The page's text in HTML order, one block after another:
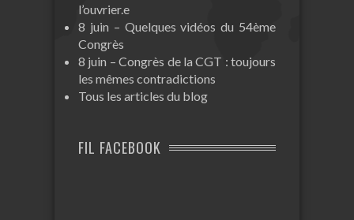
l’ouvrier.e
8 juin – Quelques vidéos du 54ème
Congrès
8 juin – Congrès de la CGT : toujours
les mêmes contradictions
Tous les articles du blog
FIL FACEBOOK